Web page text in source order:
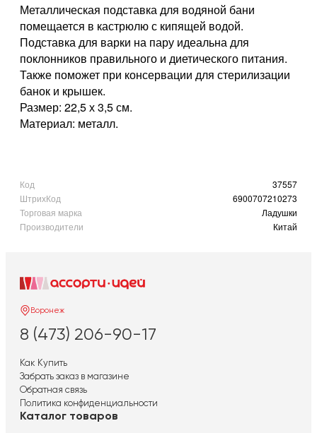
Металлическая подставка для водяной бани
помещается в кастрюлю с кипящей водой.
Подставка для варки на пару идеальна для
поклонников правильного и диетического питания.
Также поможет при консервации для стерилизации
банок и крышек.
Размер: 22,5 х 3,5 см.
Материал: металл.
Код
37557
ШтрихКод
6900707210273
Торговая марка
Ладушки
Производители
Китай
Воронеж
8 (473) 206-90-17
Как Купить
Забрать заказ в магазине
Обратная связь
Политика конфиденциальности
Каталог товаров